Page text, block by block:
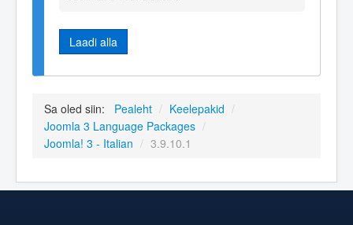
Laadi alla
Sa oled siin: Pealeht / Keelepakid /
Joomla 3 Language Packages /
Joomla! 3 - Italian / 3.9.10.1